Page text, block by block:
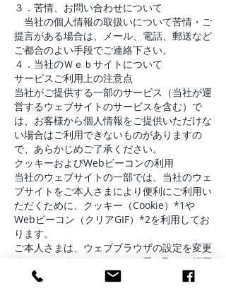
３．苦情、お問い合わせについて
当社の個人情報の取扱いについて苦情・ご
提言がある場合は、メール、電話、郵送など
ご都合のよい手段でご連絡下さい。
４．当社のＷｅｂサイトについて
サービスご利用上の注意点
当社がご提供する一部のサービス（当社が運
営するウェブサイトのサービスを含む）で
は、お客様から個人情報をご提供いただけな
い場合はご利用できないものがありますの
で、あらかじめご了承ください。
クッキーおよびWebビーコンの利用
当社のウェブサイトの一部では、当社のウェ
ブサイトをご本人さまにより便利にご利用い
ただくために、クッキー（Cookie）*1や
Webビーコン（クリアGIF）*2を利用してお
ります。
ご本人さまは、ウェブブラウザの設定を変更
することにより、クッキーの受け取りを拒否
し、または、クッキーを受け取った場合に警